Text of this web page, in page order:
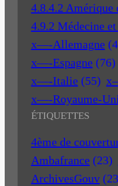
4.8.4.2 Amérique
4.9.2 Médecine
x—-Allemagne
x—-Espagne (76)
x—-Italie (55)
x—-Royaume-Uni
ÉTIQUETTES
4ème de
Ambafrance (23)
ArchivesGouv